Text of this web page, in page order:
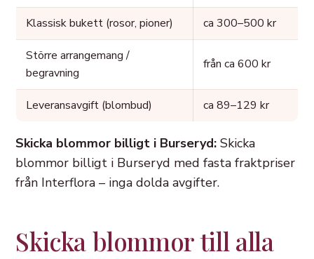
Klassisk bukett (rosor, pioner) ca 300–500 kr
Större arrangemang /
begravning
från ca 600 kr
Leveransavgift (blombud) ca 89–129 kr
Skicka blommor billigt i Burseryd: Skicka
blommor billigt i Burseryd med fasta fraktpriser
från Interflora – inga dolda avgifter.
Skicka blommor till alla